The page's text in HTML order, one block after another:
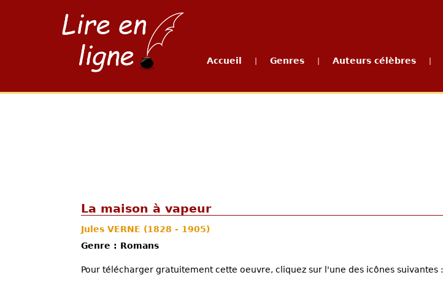
Accueil Genres Auteurs célèbres
La maison à vapeur
Jules VERNE (1828 - 1905)
Genre : Romans
Pour télécharger gratuitement cette oeuvre, cliquez sur l'une des icônes suivantes :